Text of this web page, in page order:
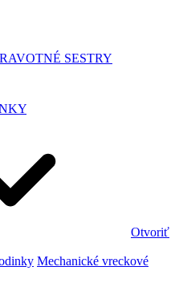
SESTRY
Otvoriť
Mechanické vreckové